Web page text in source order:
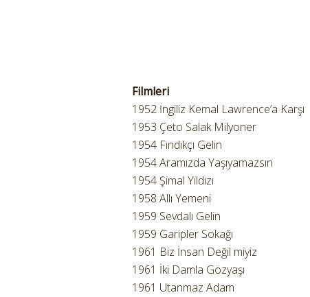
Filmleri
1952 İngiliz Kemal Lawrence’a Karşı
1953 Çeto Salak Milyoner
1954 Fındıkçı Gelin
1954 Aramızda Yaşıyamazsın
1954 Şimal Yıldızı
1958 Allı Yemeni
1959 Sevdalı Gelin
1959 Garipler Sokağı
1961 Biz İnsan Değil miyiz
1961 İki Damla Gözyaşı
1961 Utanmaz Adam